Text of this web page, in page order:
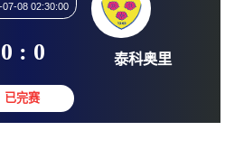
2026-07-08 02:30:00
0 : 0